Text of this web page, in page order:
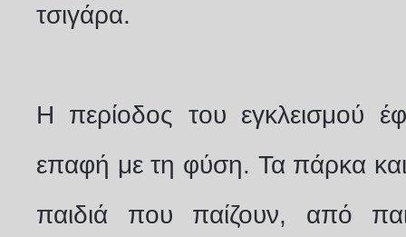
τσιγάρα.
Η περίοδος του εγκλεισμού
επαφή με τη φύση. Τα πάρκα και
παιδιά που παίζουν, από